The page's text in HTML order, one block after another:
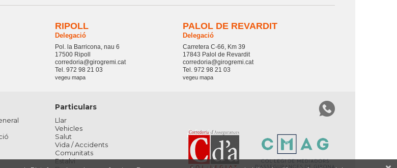
RIPOLL
Delegació
Pol. la Barricona, nau 6
17500 Ripoll
corredoria@girogremi.cat
Tel. 972 98 21 03
vegeu mapa
PALOL DE REVARDIT
Delegació
Carretera C-66, Km 39
17843 Palol de Revardit
corredoria@girogremi.cat
Tel. 972 98 21 03
vegeu mapa
Particulars
Llar
Vehicles
Salut
Vida / Accidents
Comunitats
Estalvi